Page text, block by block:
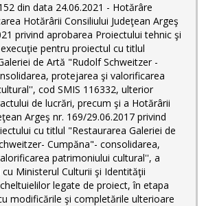
din data 24.06.2021 - Hotărâre
Hotărârii Consiliului Judeţean Argeş
privind aprobarea Proiectului tehnic şi
pentru proiectul cu titlul
de Artă "Rudolf Schweitzer -
protejarea şi valorificarea
cod SMIS 116332, ulterior
de lucrări, precum şi a Hotărârii
Argeş nr. 169/29.06.2017 privind
cu titlul "Restaurarea Galeriei de
Cumpăna"- consolidarea,
patrimoniului cultural'', a
Ministerul Culturii şi Identităţii
legate de proiect, în etapa
modificările şi completările ulterioare